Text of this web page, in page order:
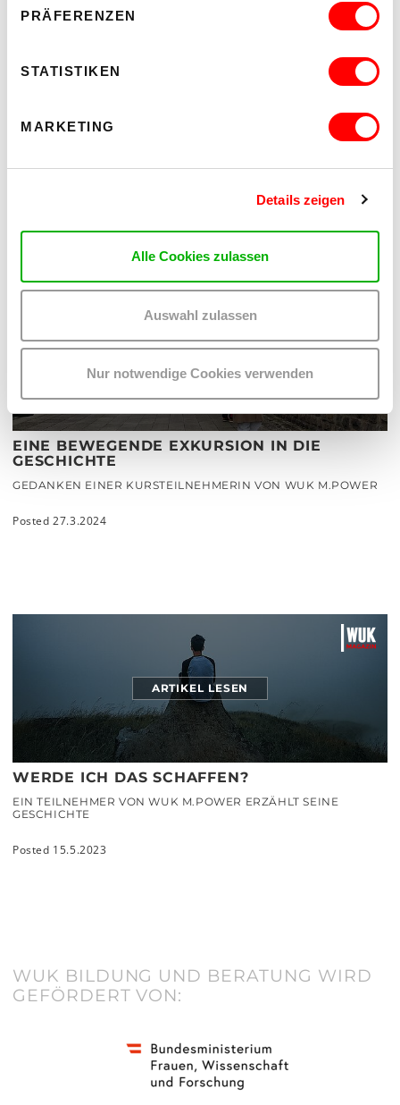
PRÄFERENZEN
STATISTIKEN
MARKETING
Details zeigen
Alle Cookies zulassen
Auswahl zulassen
Nur notwendige Cookies verwenden
interessieren:
EINE BEWEGENDE EXKURSION IN DIE
GESCHICHTE
GEDANKEN EINER KURSTEILNEHMERIN VON WUK M.POWER
Posted 27.3.2024
ARTIKEL LESEN
WERDE ICH DAS SCHAFFEN?
EIN TEILNEHMER VON WUK M.POWER ERZÄHLT SEINE
GESCHICHTE
Posted 15.5.2023
WUK BILDUNG UND BERATUNG WIRD
GEFÖRDERT VON: